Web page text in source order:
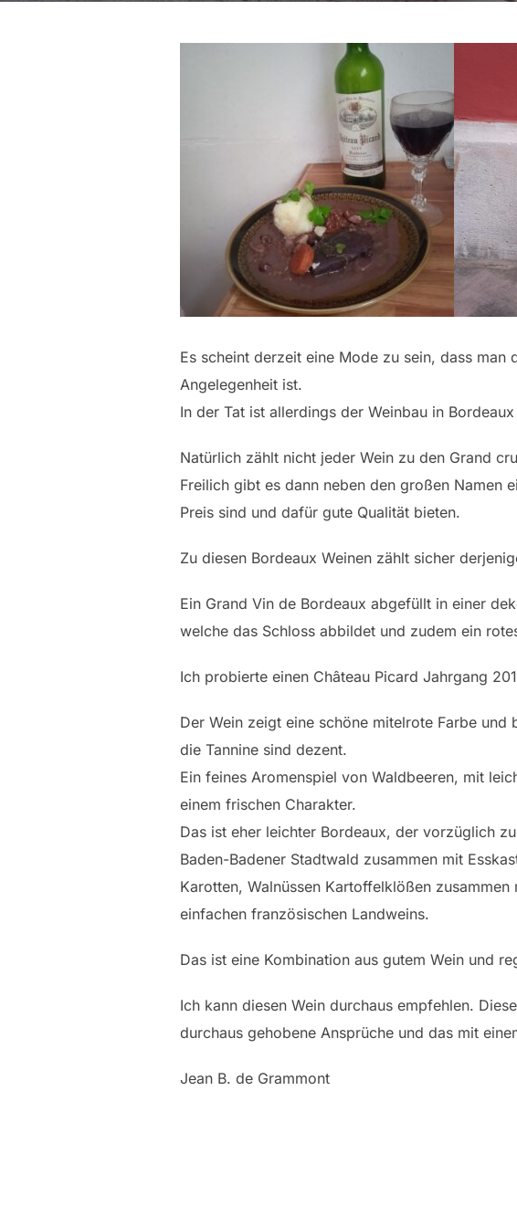
Es scheint derzeit eine Mode zu sein, dass
Angelegenheit ist.
In der Tat ist allerdings der Weinbau in
Natürlich zählt nicht jeder Wein zu den Grand
Freilich gibt es dann neben den großen Namen
Preis sind und dafür gute Qualität bieten.
Zu diesen Bordeaux Weinen zählt sicher
Ein Grand Vin de Bordeaux abgefüllt in einer
welche das Schloss abbildet und zudem ein
Ich probierte einen Château Picard Jahrgang
Der Wein zeigt eine schöne mitelrote Farbe
die Tannine sind dezent.
Ein feines Aromenspiel von Waldbeeren, mit
einem frischen Charakter.
Das ist eher leichter Bordeaux, der vorzüglich
Baden-Badener Stadtwald zusammen mit
Karotten, Walnüssen Kartoffelklößen
einfachen französischen Landweins.
Das ist eine Kombination aus gutem Wein und
Ich kann diesen Wein durchaus empfehlen.
durchaus gehobene Ansprüche und das mit
Jean B. de Grammont